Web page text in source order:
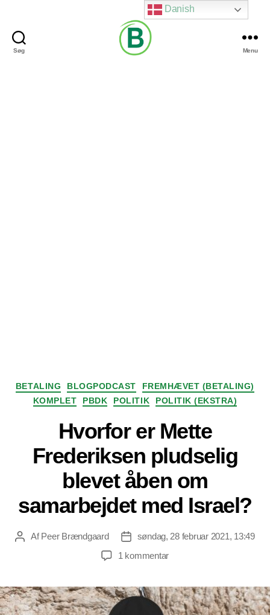
Søg Menu
Kategorier
BETALING BLOGPODCAST
FREMHÆVET (BETALING)
KOMPLET
PBDK POLITIK POLITIK (EKSTRA)
Hvorfor er Mette
Frederiksen pludselig
blevet åben om
samarbejdet med Israel?
Indlægsforfatter
AfPeer Brændgaard Indlægsdato
søndag, 28 februar 2021, 13:49
1 kommentartil
Mette
Frederiksen
Danish